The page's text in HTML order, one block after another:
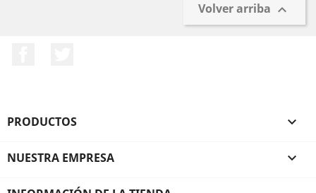
Volver arriba 
PRODUCTOS 
NUESTRA EMPRESA 